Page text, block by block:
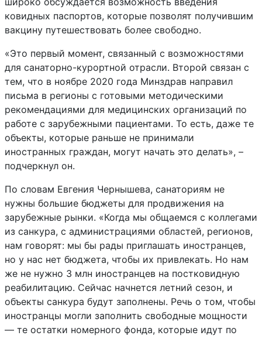
ковидных паспортов, которые позволят получившим
вакцину путешествовать более свободно.
«Это первый момент, связанный с возможностями
для санаторно-курортной отрасли. Второй связан с
тем, что в ноябре 2020 года Минздрав направил
письма в регионы с готовыми методическими
рекомендациями для медицинских организаций по
работе с зарубежными пациентами. То есть, даже те
объекты, которые раньше не принимали
иностранных граждан, могут начать это делать», –
подчеркнул он.
По словам Евгения Чернышева, санаториям не
нужны большие бюджеты для продвижения на
зарубежные рынки. «Когда мы общаемся с коллегами
из санкура, с администрациями областей, регионов,
нам говорят: мы бы рады приглашать иностранцев,
но у нас нет бюджета, чтобы их привлекать. Но нам
же не нужно 3 млн иностранцев на постковидную
реабилитацию. Сейчас начнется летний сезон, и
объекты санкура будут заполнены. Речь о том, чтобы
иностранцы могли заполнить свободные мощности
— те остатки номерного фонда, которые идут по